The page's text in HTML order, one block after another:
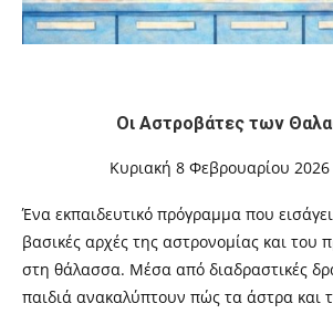
Οι Αστροβάτες των
Κυριακή 8 Φεβρουαρίου
Ένα εκπαιδευτικό πρόγραμμα που
βασικές αρχές της αστρονομίας και του
στη θάλασσα. Μέσα από διαδραστικές
παιδιά ανακαλύπτουν πώς τα άστρα και